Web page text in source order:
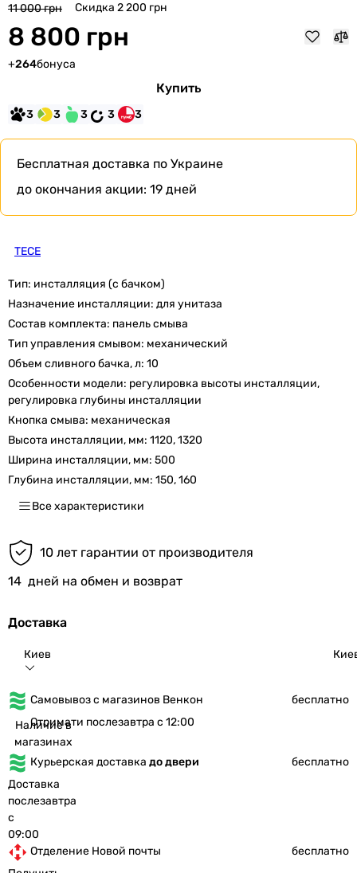
11 000 грн Скидка 2 200 грн
8 800 грн
+264бонуса
Купить
3 3 3 3 3
Бесплатная доставка по Украине
до окончания акции: 19 дней
TECE
Тип: инсталляция (с бачком)
Назначение инсталляции: для унитаза
Состав комплекта: панель смыва
Тип управления смывом: механический
Объем сливного бачка, л: 10
Особенности модели: регулировка высоты инсталляции,
регулировка глубины инсталляции
Кнопка смыва: механическая
Высота инсталляции, мм: 1120, 1320
Ширина инсталляции, мм: 500
Глубина инсталляции, мм: 150, 160
Все характеристики
10 лет гарантии от производителя
14 дней на обмен и возврат
Доставка
Киев
Самовывоз с магазинов Венкон
бесплатно
Наличие в
магазинах
Отримати послезавтра с 12:00
Курьерская доставка до двери
бесплатно
Доставка
послезавтра
с
09:00
Отделение Новой почты
бесплатно